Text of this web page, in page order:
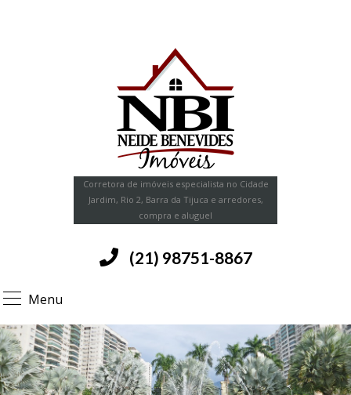
Corretora de imóveis especialista no Cidade
Jardim, Rio 2, Barra da Tijuca e arredores,
compra e aluguel
Menu
(21) 98751-8867